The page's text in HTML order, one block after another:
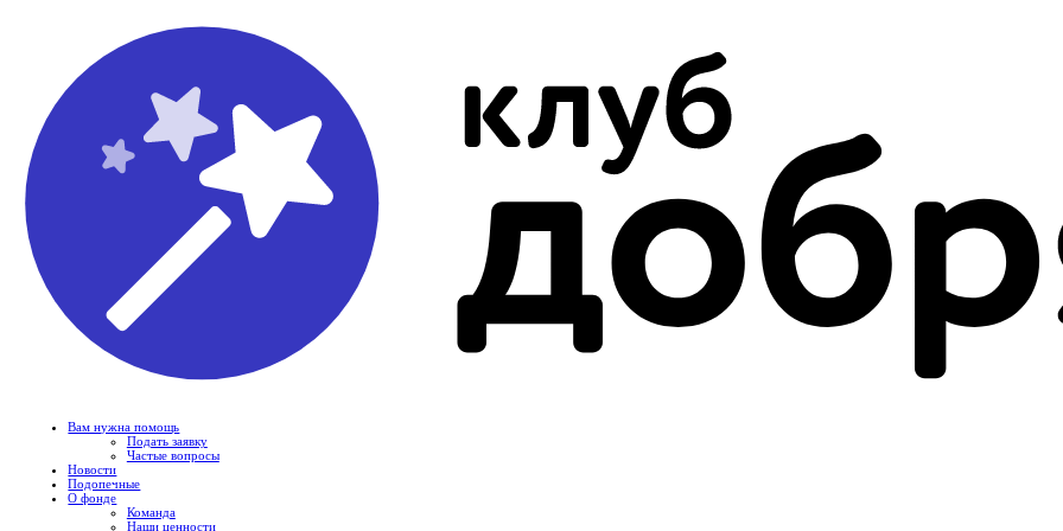
Вам нужна помощь
Подать заявку
Частые вопросы
Новости
Подопечные
О фонде
Команда
Наши ценности